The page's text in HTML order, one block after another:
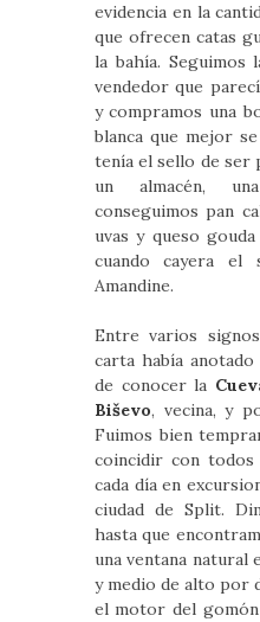
evidencia en la
que ofrecen catas
la bahía. Seguimos
vendedor que
y compramos una
blanca que mejor
tenía el sello de ser
un almacén,
conseguimos pan
uvas y queso
cuando cayera
Amandine.
Entre varios
carta había
de conocer la
Biševo, vecina, y
Fuimos bien
coincidir con
cada día en
ciudad de Split.
hasta que
una ventana natural
y medio de alto por
el motor del